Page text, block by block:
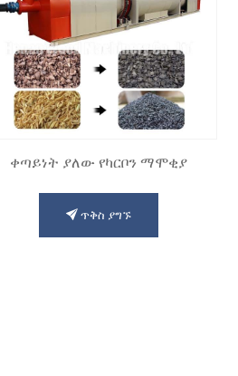
ቀጣይነት ያለው የካርቦን ማሞቂያ
ጥቅስ ያግኙ